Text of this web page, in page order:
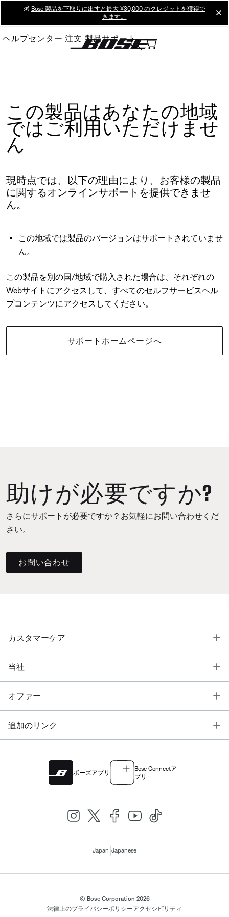
Main
💰 Bose 製品を下取りに出すと最大 ¥30,000 のクレジットを獲得で
きます。
ヘルプセンター 注文 製品サポート
この製品はあなたの地域
ではご利用いただけませ
ん
現時点では、以下の理由により、お客様の製品
に関するオンラインサポートを提供できませ
ん。
この地域では製品のバージョンはサポートされていませ
ん。
この製品を別の国/地域で購入された場合は、それぞれの
Webサイトにアクセスして、すべてのセルフサービスヘル
プコンテンツにアクセスしてください。
サポートホームページへ
助けが必要ですか?
さらにサポートが必要ですか？お気軽にお問い合わせくだ
さい。
お問い合わせ
カスタマーケア
当社
オファー
追加のリンク
ボーズアプリ
Bose Connectア
プリ
Japan Japanese
© Bose Corporation 2026
法律上のプライバシーポリシーアクセシビリティ